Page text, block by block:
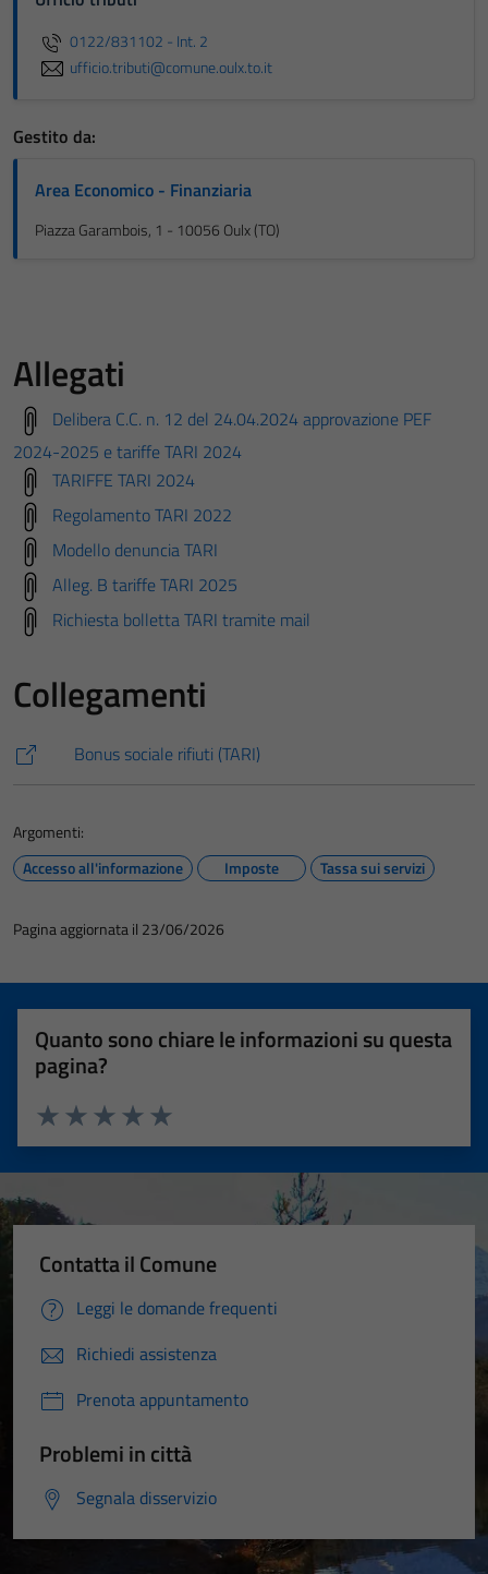
0122/831102 - Int. 2
ufficio.tributi@comune.oulx.to.it
Gestito da:
Area Economico - Finanziaria
Piazza Garambois, 1 - 10056 Oulx (TO)
Allegati
Delibera C.C. n. 12 del 24.04.2024 approvazione PEF
2024-2025 e tariffe TARI 2024
TARIFFE TARI 2024
Regolamento TARI 2022
Modello denuncia TARI
Alleg. B tariffe TARI 2025
Richiesta bolletta TARI tramite mail
Collegamenti
Bonus sociale rifiuti (TARI)
Argomenti:
Accesso all'informazione
Imposte Tassa sui servizi
Pagina aggiornata il 23/06/2026
Quanto sono chiare le informazioni su questa
pagina?
Valuta 5 stelle su 5
Valuta 4 stelle su 5
Valuta 3 stelle su 5
Valuta 2 stelle su 5
Valuta 1 stelle su 5
Contatta il Comune
Leggi le domande frequenti
Richiedi assistenza
Prenota appuntamento
Problemi in città
Segnala disservizio
Questi cookie
sono necessari